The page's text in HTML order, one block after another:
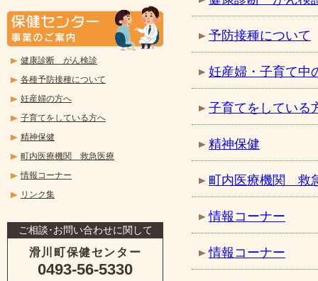
予防接種について
妊産婦・子育て中
子育てをしている
精神保健
町内医療機関 救
情報コーナー
情報コーナー
健康診断 がん検診
各種予防接種について
妊産婦の方へ
子育てをしている方へ
精神保健
町内医療機関 救急医療
情報コーナー
リンク集
ご相談･お問い合わせに関して
滑川町保健センター
0493-56-5330